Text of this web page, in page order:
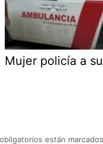
Mujer policía a
están